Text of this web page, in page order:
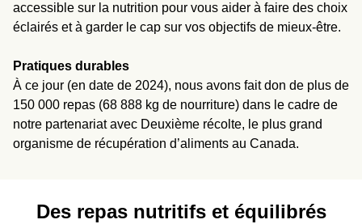
accessible sur la nutrition pour vous aider à faire des choix
éclairés et à garder le cap sur vos objectifs de mieux-être.
Pratiques durables
À ce jour (en date de 2024), nous avons fait don de plus de
150 000 repas (68 888 kg de nourriture) dans le cadre de
notre partenariat avec Deuxième récolte, le plus grand
organisme de récupération d’aliments au Canada.
Des repas nutritifs et équilibrés